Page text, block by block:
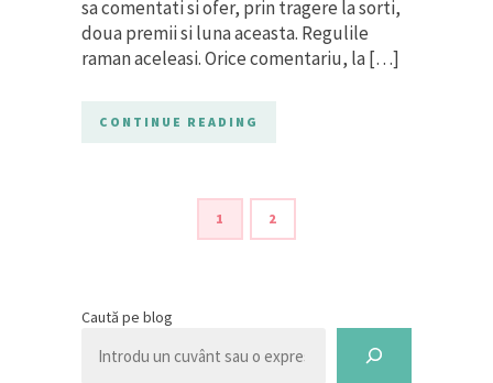
sa comentati si ofer, prin tragere la sorti,
doua premii si luna aceasta. Regulile
raman aceleasi. Orice comentariu, la […]
CONTINUE READING
1 2
Caută pe blog